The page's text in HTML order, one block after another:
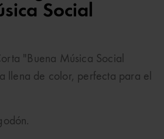
Social
"Buena Música Social
llena de color, perfecta para el